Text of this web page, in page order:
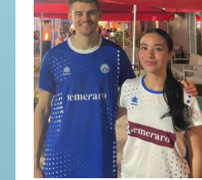
AVVISI